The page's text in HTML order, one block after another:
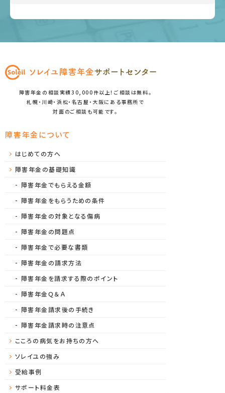
障害年金の相談実績30,000件以上！ご相談は無料。
札幌・川崎・浜松・名古屋・大阪にある事務所で
対面のご相談も可能です。
障害年金について
はじめての方へ
障害年金の基礎知識
障害年金でもらえる金額
障害年金をもらうための条件
障害年金の対象となる傷病
障害年金の問題点
障害年金で必要な書類
障害年金の請求方法
障害年金を請求する際のポイント
障害年金Ｑ＆Ａ
障害年金請求後の手続き
障害年金請求時の注意点
こころの病気をお持ちの方へ
ソレイユの強み
受給事例
サポート料金表